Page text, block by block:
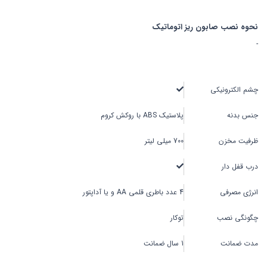
نحوه نصب صابون ریز اتوماتیک
-
چشم الکترونیکی
جنس بدنه پلاستیک ABS با روکش کروم
ظرفیت مخزن 700 میلی لیتر
درب قفل دار
انرژی مصرفی 4 عدد باطری قلمی AA و یا آداپتور
چگونگی نصب توکار
مدت ضمانت 1 سال ضمانت